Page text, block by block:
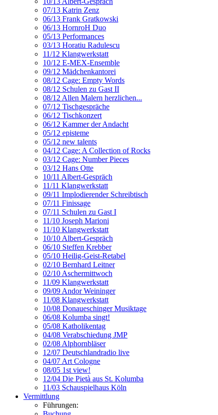
07/13 Katrin Zenz
06/13 Frank Gratkowski
06/13 HornroH Duo
05/13 Performances
03/13 Horatiu Radulescu
11/12 Klangwerkstatt
10/12 E-MEX-Ensemble
09/12 Mädchenkantorei
08/12 Cage: Empty Words
08/12 Schulen zu Gast II
08/12 Allen Malern herzlichen...
07/12 Tischgespräche
06/12 Tischkonzert
06/12 Kammer der Andacht
05/12 episteme
05/12 new talents
04/12 Cage: A Collection of Rocks
03/12 Cage: Number Pieces
03/12 Hans Otte
10/11 Albert-Gespräch
11/11 Klangwerkstatt
09/11 Implodierender Schreibtisch
07/11 Finissage
07/11 Schulen zu Gast I
11/10 Joseph Marioni
11/10 Klangwerkstatt
10/10 Albert-Gespräch
06/10 Steffen Krebber
05/10 Heilig-Geist-Retabel
02/10 Bernhard Leitner
02/10 Aschermittwoch
11/09 Klangwerkstatt
09/09 Andor Weininger
11/08 Klangwerkstatt
10/08 Donaueschinger Musiktage
06/08 Kolumba singt!
05/08 Katholikentag
04/08 Verabschiedung JMP
02/08 Alphornbläser
12/07 Deutschlandradio live
04/07 Art Cologne
08/05 1st view!
12/04 Die Pietà aus St. Kolumba
11/03 Schauspielhaus Köln
Vermittlung
Führungen: